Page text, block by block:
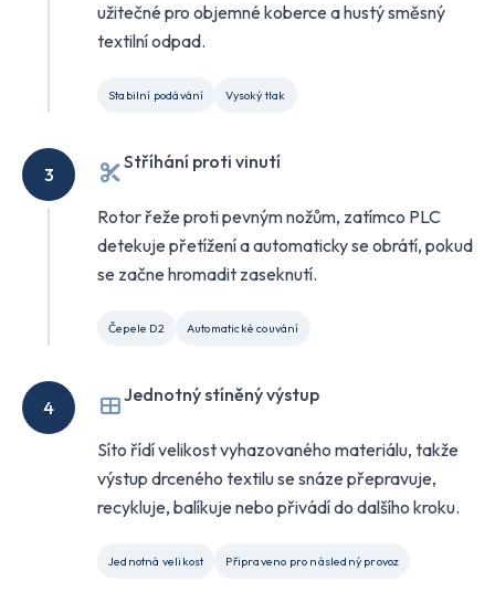
užitečné pro objemné koberce a hustý směsný
textilní odpad.
Stabilní podávání Vysoký tlak
3
Stříhání proti vinutí
Rotor řeže proti pevným nožům, zatímco PLC
detekuje přetížení a automaticky se obrátí, pokud
se začne hromadit zaseknutí.
Čepele D2 Automatické couvání
4
Jednotný stíněný výstup
Síto řídí velikost vyhazovaného materiálu, takže
výstup drceného textilu se snáze přepravuje,
recykluje, balíkuje nebo přivádí do dalšího kroku.
Jednotná velikost Připraveno pro následný provoz